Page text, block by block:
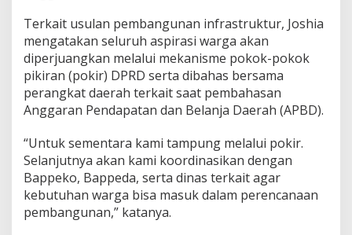
Terkait usulan pembangunan infrastruktur, Joshia
mengatakan seluruh aspirasi warga akan
diperjuangkan melalui mekanisme pokok-pokok
pikiran (pokir) DPRD serta dibahas bersama
perangkat daerah terkait saat pembahasan
Anggaran Pendapatan dan Belanja Daerah (APBD).
“Untuk sementara kami tampung melalui pokir.
Selanjutnya akan kami koordinasikan dengan
Bappeko, Bappeda, serta dinas terkait agar
kebutuhan warga bisa masuk dalam perencanaan
pembangunan,” katanya.